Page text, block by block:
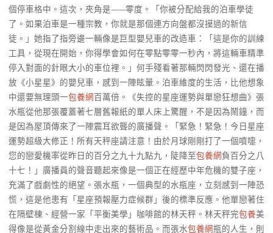
個停車格中。這次，夾角是——零度。「你被分配給我的泊車學徒
了。如果泊車是一種宗教，你就是那個連方向盤都沒摸過的新信
徒。」她指了指旁邊一輛像是巨型嬰兒車的改造車：「這是你的訓練
工具，從現在開始，你得學會如何在零點零零一秒內，將這輛車精準
停入對面的針眼大小的車位裡。」何手殘看著那輛閃閃發光、還在播
放《小星星》的嬰兒車，感到一陣眩暈。泊車維度的生活，比他想象
中還要無理頭一包養網百萬倍。《失控的星座運勢與單戀狂想曲》張
水瓶從他那張覆蓋著七層舊報紙的單人床上驚醒，不是因為鬧鐘，而
是因為屋頂傳來了一陣震耳欲聾的廣播聲。「緊急！緊急！今日星座
運勢超級大修正！所有天秤座請注意！由於月球剛剛打了一個噴嚏，
您的戀愛機率從昨日的百分之九十九點九，陡降至包養網負百分之八
十七！」廣播員的聲音聽起來像是一個正在經歷中年危機的雙子座，
充滿了戲劇性的絕望。張水瓶，一個典型的水瓶座，立刻感到一陣恐
慌，這是他患有「星座預報壓力症候群」後的標準反應。他單戀著住
在隔壁棟、經營一家「平衡美學」咖啡館的林天秤。林天秤完包養美
得像是從黃金分割線中走出來的藝術品。而張水包養網瓶的人生，則